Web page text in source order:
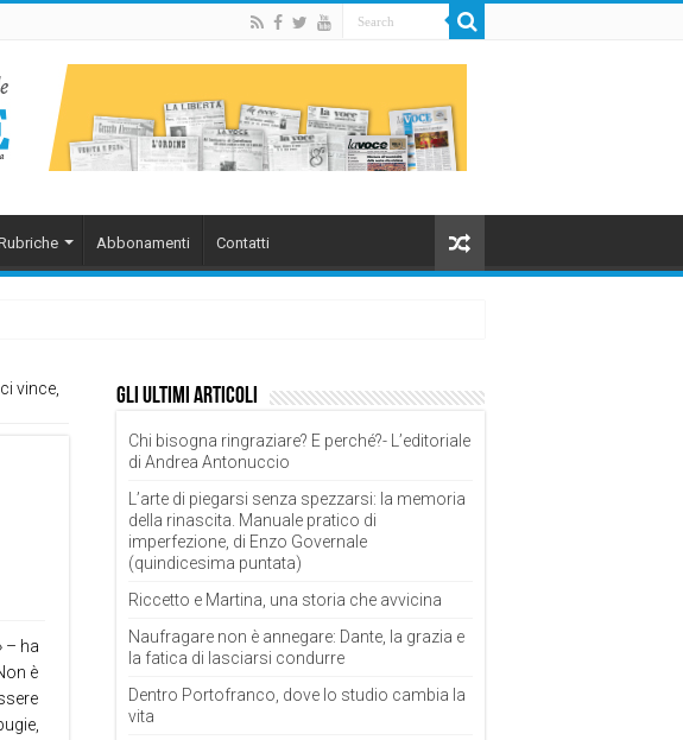
Abbonamenti Contatti
di Enzo Governale (quindicesima puntata)
vince,
– ha
è
Gli ultimi articoli
Chi bisogna ringraziare? E perché?- L’editoriale
di Andrea Antonuccio
L’arte di piegarsi senza spezzarsi: la memoria
della rinascita. Manuale pratico di
imperfezione, di Enzo Governale
(quindicesima puntata)
Riccetto e Martina, una storia che avvicina
Naufragare non è annegare: Dante, la grazia e
la fatica di lasciarsi condurre
Dentro Portofranco, dove lo studio cambia la
vita